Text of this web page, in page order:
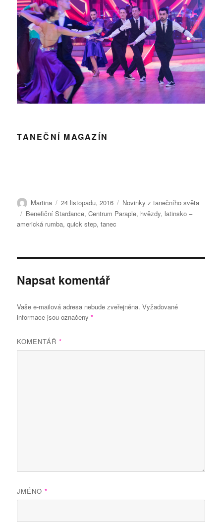
TANEČNÍ MAGAZÍN
Autor:
Martina Publikováno:
24 listopadu, 2016 Rubriky:
Novinky z tanečního světa
Štítky:
Benefiční Stardance,Centrum Paraple, hvězdy, latinsko –
americká rumba,quick step,tanec
Napsat komentář
Vaše e-mailová adresa nebude zveřejněna. Vyžadované
informace jsou označeny*
KOMENTÁŘ*
JMÉNO*